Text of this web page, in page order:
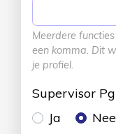
Meerdere
een komma. Dit
je profiel.
Supervisor
Ja
Nee